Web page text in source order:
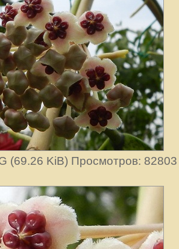
(69.26 KiB) Просмотров: 82803